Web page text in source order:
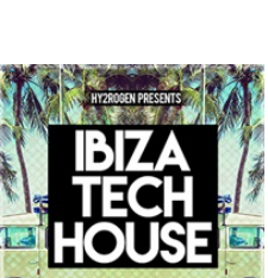
配信/ライブ機器
中古